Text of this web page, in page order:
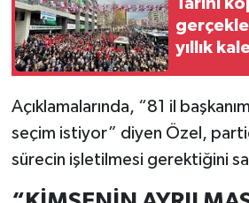
Tarihi
yıllık
Açıklamalarında, “81 il
seçim istiyor” diyen Özel,
sürecin işletilmesi gerektiğini